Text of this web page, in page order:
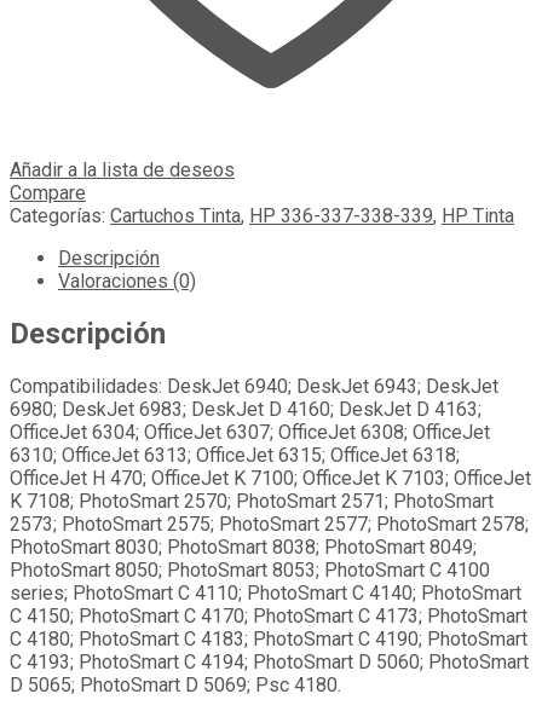
Añadir a la lista de deseos
Compare
Categorías: Cartuchos Tinta, HP 336-337-338-339, HP Tinta
Descripción
Valoraciones (0)
Descripción
Compatibilidades: DeskJet 6940; DeskJet 6943; DeskJet
6980; DeskJet 6983; DeskJet D 4160; DeskJet D 4163;
OfficeJet 6304; OfficeJet 6307; OfficeJet 6308; OfficeJet
6310; OfficeJet 6313; OfficeJet 6315; OfficeJet 6318;
OfficeJet H 470; OfficeJet K 7100; OfficeJet K 7103; OfficeJet
K 7108; PhotoSmart 2570; PhotoSmart 2571; PhotoSmart
2573; PhotoSmart 2575; PhotoSmart 2577; PhotoSmart 2578;
PhotoSmart 8030; PhotoSmart 8038; PhotoSmart 8049;
PhotoSmart 8050; PhotoSmart 8053; PhotoSmart C 4100
series; PhotoSmart C 4110; PhotoSmart C 4140; PhotoSmart
C 4150; PhotoSmart C 4170; PhotoSmart C 4173; PhotoSmart
C 4180; PhotoSmart C 4183; PhotoSmart C 4190; PhotoSmart
C 4193; PhotoSmart C 4194; PhotoSmart D 5060; PhotoSmart
D 5065; PhotoSmart D 5069; Psc 4180.